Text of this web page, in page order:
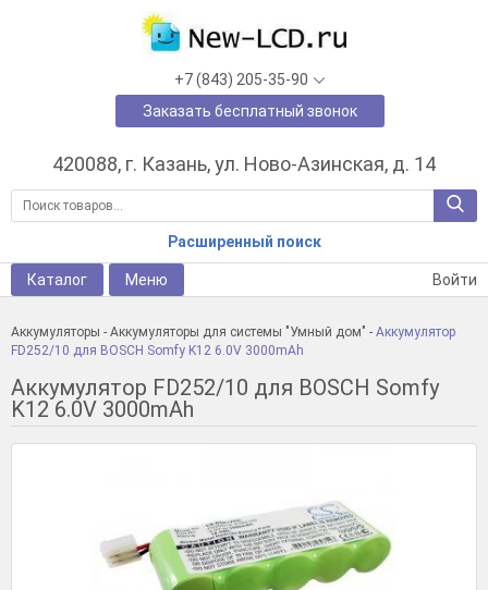
420088, г. Казань, ул. Ново-Азинская, д. 14
Расширенный поиск
+7 (843) 205-35-90
Заказать бесплатный звонок
Каталог Меню Войти
Аккумуляторы - Аккумуляторы для системы "Умный дом" - Аккумулятор
FD252/10 для BOSCH Somfy K12 6.0V 3000mAh
Аккумулятор FD252/10 для BOSCH Somfy
K12 6.0V 3000mAh